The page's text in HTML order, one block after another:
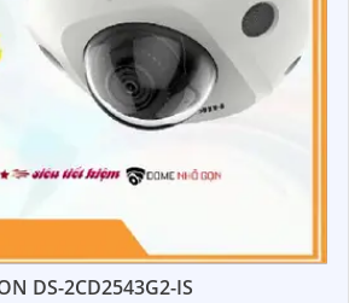
DS-2CD2543G2-IS